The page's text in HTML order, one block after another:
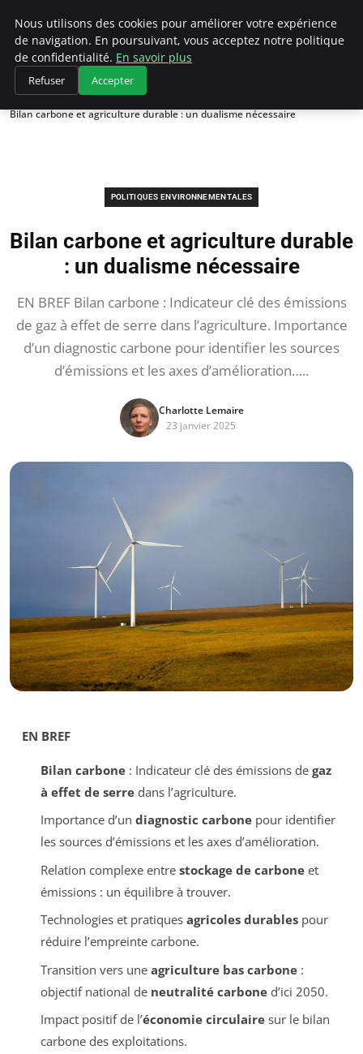
Climategatecountryclub.com
Accueil
Politiques environnementales
Bilan carbone et agriculture durable : un dualisme nécessaire
POLITIQUES ENVIRONNEMENTALES
Bilan carbone et agriculture durable
: un dualisme nécessaire
EN BREF Bilan carbone : Indicateur clé des émissions
de gaz à effet de serre dans l’agriculture. Importance
d’un diagnostic carbone pour identifier les sources
d’émissions et les axes d’amélioration…..
Charlotte Lemaire
23 janvier 2025
EN BREF
Bilan carbone: Indicateur clé des émissions de gaz
à effet de serredans l’agriculture.
Importance d’un diagnostic carbonepour identifier
les sources d’émissions et les axes d’amélioration.
Relation complexe entre stockage de carboneet
émissions : un équilibre à trouver.
Technologies et pratiques agricoles durablespour
réduire l’empreinte carbone.
Transition vers une agriculture bas carbone:
objectif national de neutralité carboned’ici 2050.
Impact positif de l’économie circulairesur le bilan
carbone des exploitations.
Nous utilisons des cookies pour améliorer votre expérience
de navigation. En poursuivant, vous acceptez notre politique
de confidentialité. En savoir plus
Refuser Accepter